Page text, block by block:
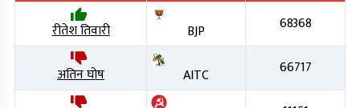
रीतेश तिवारी
BJP 68368
अतिन घोष AITC 66717